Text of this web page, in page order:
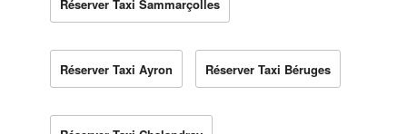
Réserver Taxi Sammarçolles
Réserver Taxi Ayron Réserver Taxi Béruges